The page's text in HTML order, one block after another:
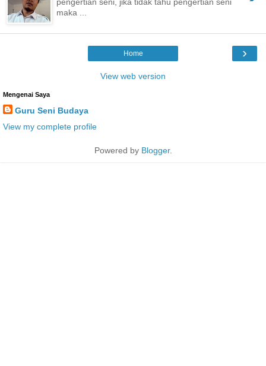
maka ...
›
Home
View web version
Mengenai Saya
Guru Seni Budaya
View my complete profile
Powered by Blogger.